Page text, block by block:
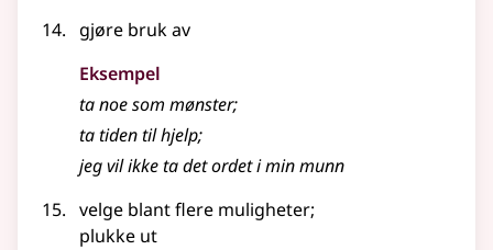
gjøre bruk av
Eksempel
ta noe som mønster;
ta tiden til hjelp;
jeg vil ikke ta det ordet i min munn
velge blant flere muligheter;
plukke ut